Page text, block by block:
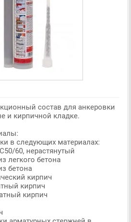
состав для анкеровки
и кирпичной кладке.
в следующих материалах:
60, нерастянутый
легкого бетона
бетона
кирпич
кирпич
кирпич